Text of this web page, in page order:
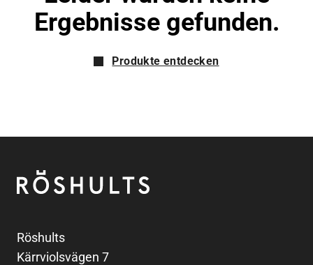
Ergebnisse gefunden.
Produkte entdecken
Röshults
Röshults
Kärrviolsvägen 7